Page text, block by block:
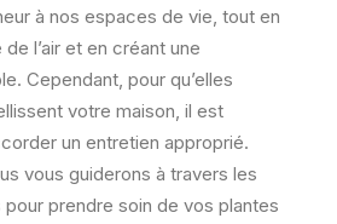
à nos espaces de vie, tout en
l’air et en créant une
Cependant, pour qu’elles
votre maison, il est
un entretien approprié.
vous guiderons à travers les
prendre soin de vos plantes